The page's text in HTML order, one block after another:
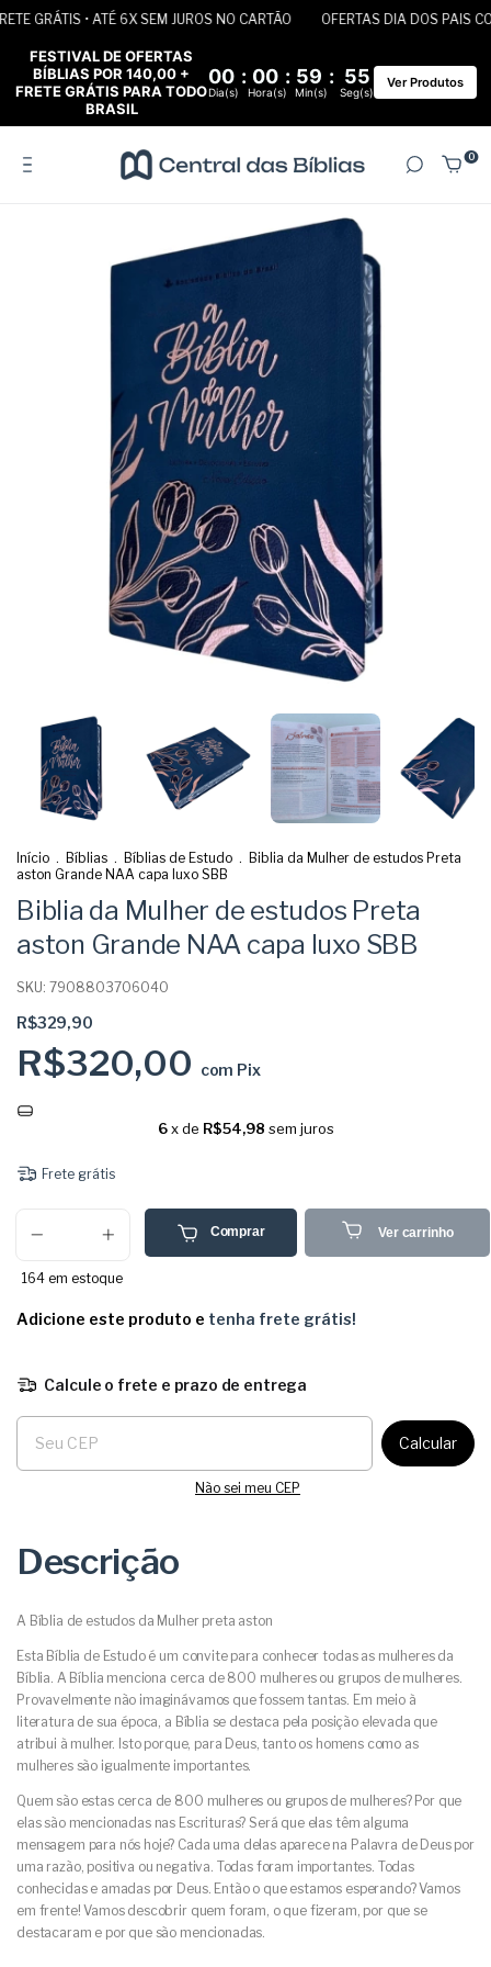
GRÁTIS • ATÉ 6X SEM JUROS NO CARTÃO OFERTAS DIA DOS PAIS
FESTIVAL DE OFERTAS
BÍBLIAS POR 140,00 +
FRETE GRÁTIS PARA TODO
BRASIL
00 : 00 : 59 : 55
Dia(s) Hora(s) Min(s) Seg(s)
Ver Produtos
0
Início . Bíblias . Bíblias de Estudo . Biblia da Mulher de estudos Preta
aston Grande NAA capa luxo SBB
Biblia da Mulher de estudos Preta
aston Grande NAA capa luxo SBB
SKU: 7908803706040
R$329,90
R$320,00 com Pix
6 x de R$54,98 sem juros
Frete grátis
164 em estoque
Comprar Ver carrinho
Adicione este produto e tenha frete grátis!
Calcule o frete e prazo de entrega
Entregas para o CEP:
Calcular
Não sei meu CEP
Descrição
A Bíblia de estudos da Mulher preta aston
Esta Bíblia de Estudo é um convite para conhecer todas as mulheres da
Bíblia. A Bíblia menciona cerca de 800 mulheres ou grupos de mulheres.
Provavelmente não imaginávamos que fossem tantas. Em meio à
literatura de sua época, a Bíblia se destaca pela posição elevada que
atribui à mulher. Isto porque, para Deus, tanto os homens como as
mulheres são igualmente importantes.
Quem são estas cerca de 800 mulheres ou grupos de mulheres? Por que
elas são mencionadas nas Escrituras? Será que elas têm alguma
mensagem para nós hoje? Cada uma delas aparece na Palavra de Deus por
uma razão, positiva ou negativa. Todas foram importantes. Todas
conhecidas e amadas por Deus. Então o que estamos esperando? Vamos
em frente! Vamos descobrir quem foram, o que fizeram, por que se
destacaram e por que são mencionadas.